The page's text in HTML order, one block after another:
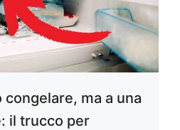
ma a una
il trucco per